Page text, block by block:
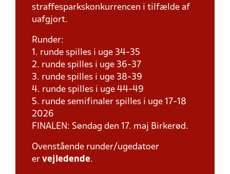
straffesparkskonkurrencen i tilfælde af
uafgjort.
Runder:
1. runde spilles i uge 34-35
2. runde spilles i uge 36-37
3. runde spilles i uge 38-39
4. runde spilles i uge 44-49
5. runde semifinaler spilles i uge 17-18
2026
FINALEN: Søndag den 17. maj Birkerød.
Ovenstående runder/ugedatoer
er vejledende.